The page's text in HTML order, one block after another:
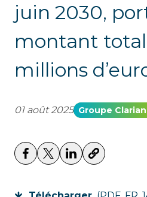
juin 2030,
montant
millions
01 août 2025 Groupe